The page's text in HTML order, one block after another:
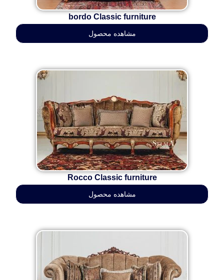
bordo Classic furniture
مشاهده محصول
Rocco Classic furniture
مشاهده محصول